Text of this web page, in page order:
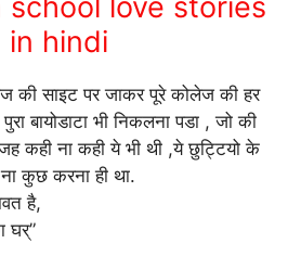
school love stories
in hindi
साइट पर जाकर पूरे कोलेज की हर
पुरा बायोडाटा भी निकलना पडा , जो की
कही ना कही ये भी थी ,ये छुट्टियो के
कुछ करना ही था.
है,
घर्”